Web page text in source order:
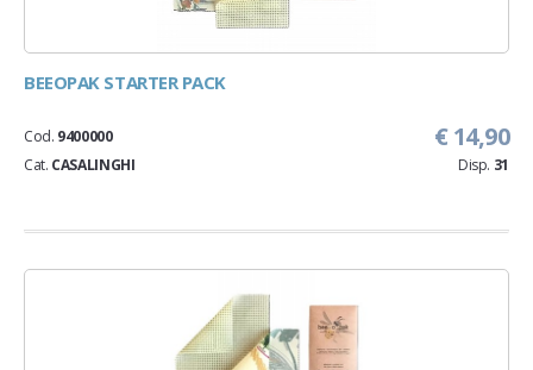
BEEOPAK STARTER PACK
€ 14,90
Cod. 9400000
Cat. CASALINGHI Disp. 31